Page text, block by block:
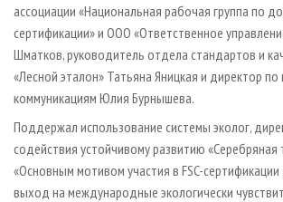
ассоциации «Национальная рабочая группа по
сертификации» и ООО «Ответственное
Шматков, руководитель отдела стандартов и
«Лесной эталон» Татьяна Яницкая и директор по
коммуникациям Юлия Бурнышева.
Поддержал использование системы эколог,
содействия устойчивому развитию
«Основным мотивом участия в FSC-
выход на международные экологически